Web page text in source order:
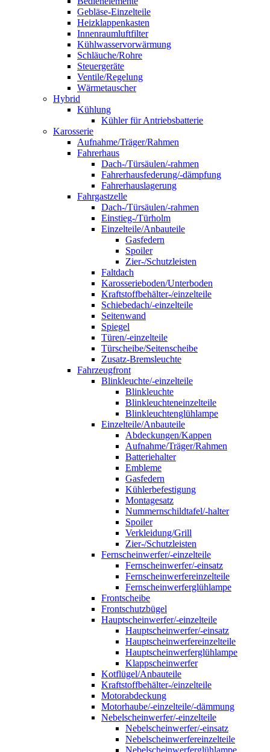
Gebläse-Einzelteile
Heizklappenkasten
Innenraumluftfilter
Kühlwasservorwärmung
Schläuche/Rohre
Steuergeräte
Ventile/Regelung
Wärmetauscher
Hybrid
Kühlung
Kühler für Antriebsbatterie
Karosserie
Aufnahme/Träger/Rahmen
Fahrerhaus
Dach-/Türsäulen/-rahmen
Fahrerhausfederung/-dämpfung
Fahrerhauslagerung
Fahrgastzelle
Dach-/Türsäulen/-rahmen
Einstieg-/Türholm
Einzelteile/Anbauteile
Gasfedern
Spoiler
Zier-/Schutzleisten
Faltdach
Karosserieboden/Unterboden
Kraftstoffbehälter-/einzelteile
Schiebedach/-einzelteile
Seitenwand
Spiegel
Türen/-einzelteile
Türscheibe/Seitenscheibe
Zusatz-Bremsleuchte
Fahrzeugfront
Blinkleuchte/-einzelteile
Blinkleuchte
Blinkleuchteneinzelteile
Blinkleuchtenglühlampe
Einzelteile/Anbauteile
Abdeckungen/Kappen
Aufnahme/Träger/Rahmen
Batteriehalter
Embleme
Gasfedern
Kühlerbefestigung
Montagesatz
Nummernschildtafel/-halter
Spoiler
Verkleidung/Grill
Zier-/Schutzleisten
Fernscheinwerfer/-einzelteile
Fernscheinwerfer/-einsatz
Fernscheinwerfereinzelteile
Fernscheinwerferglühlampe
Frontscheibe
Frontschutzbügel
Hauptscheinwerfer/-einzelteile
Hauptscheinwerfer/-einsatz
Hauptscheinwerfereinzelteile
Hauptscheinwerferglühlampe
Klappscheinwerfer
Kotflügel/Anbauteile
Kraftstoffbehälter-/einzelteile
Motorabdeckung
Motorhaube/-einzelteile/-dämmung
Nebelscheinwerfer/-einzelteile
Nebelscheinwerfer/-einsatz
Nebelscheinwerfereinzelteile
Nebelscheinwerferglühlampe